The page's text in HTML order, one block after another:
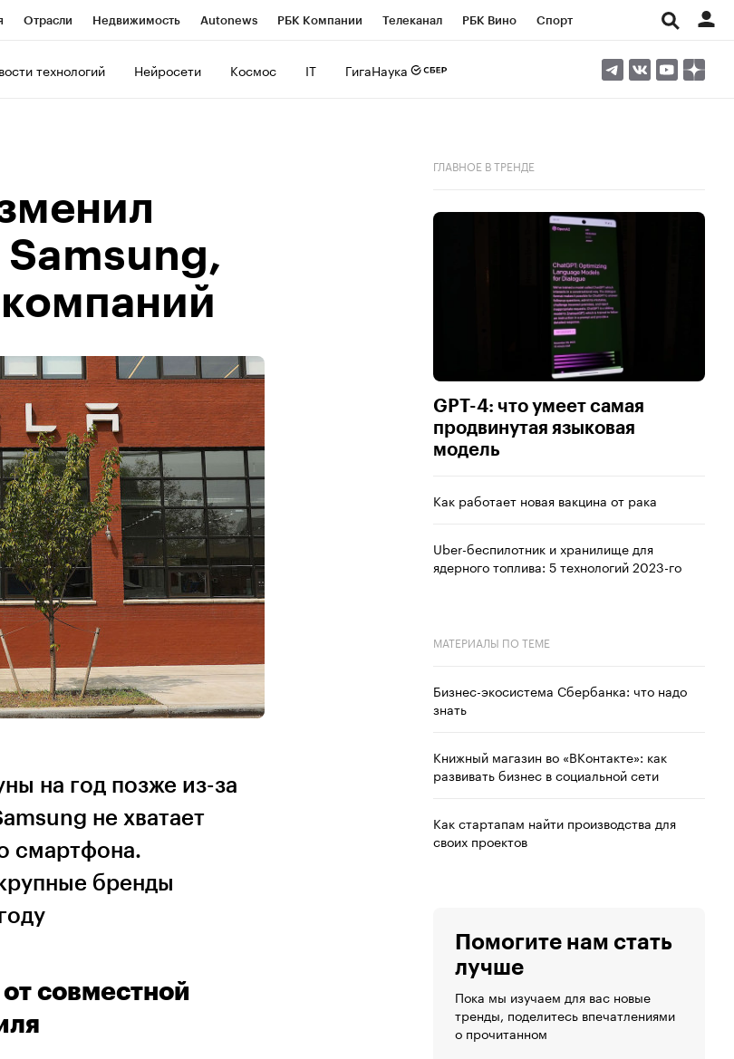
Отрасли Недвижимость Autonews РБК Компании Телеканал РБК Вино Спорт
технологий Нейросети Космос IT ГигаНаука
на год позже из-за
не хватает
смартфона.
бренды
совместной
ГЛАВНОЕ В ТРЕНДЕ
GPT-4: что умеет самая
продвинутая языковая
модель
Как работает новая вакцина от рака
Uber-беспилотник и хранилище для
ядерного топлива: 5 технологий 2023-го
МАТЕРИАЛЫ ПО ТЕМЕ
Бизнес-экосистема Сбербанка: что надо
знать
Книжный магазин во «ВКонтакте»: как
развивать бизнес в социальной сети
Как стартапам найти производства для
своих проектов
Помогите нам стать
лучше
Пока мы изучаем для вас новые
тренды, поделитесь впечатлениями
о прочитанном